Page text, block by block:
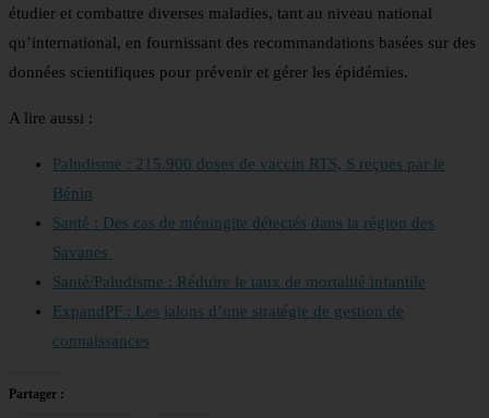
étudier et combattre diverses maladies, tant au niveau national
qu’international, en fournissant des recommandations basées sur des
données scientifiques pour prévenir et gérer les épidémies.
A lire aussi :
Paludisme : 215.900 doses de vaccin RTS, S reçues par le
Bénin
Santé : Des cas de méningite détectés dans la région des
Savanes
Santé/Paludisme : Réduire le taux de mortalité infantile
ExpandPF : Les jalons d’une stratégie de gestion de
connaissances
Partager :